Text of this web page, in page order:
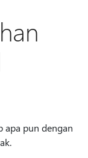
apa pun dengan